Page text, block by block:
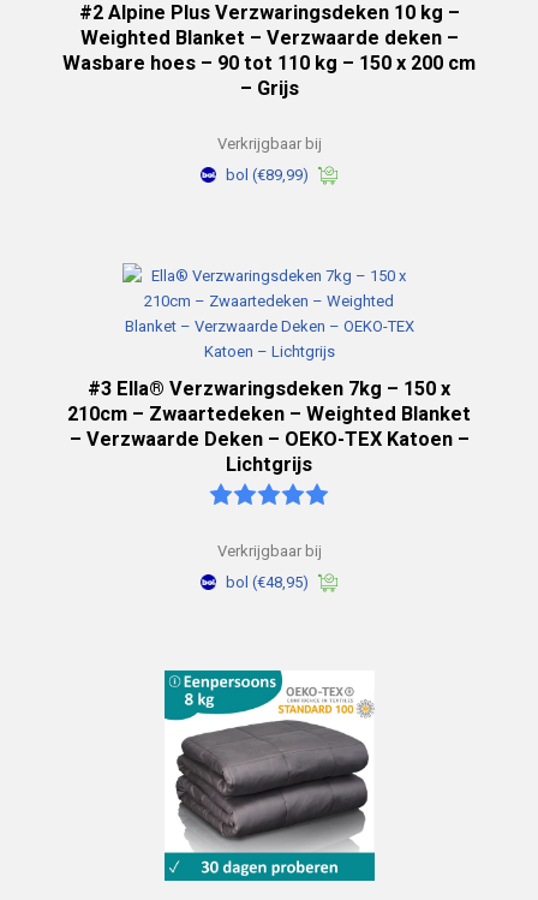
#2 Alpine Plus Verzwaringsdeken 10 kg –
Weighted Blanket – Verzwaarde deken –
Wasbare hoes – 90 tot 110 kg – 150 x 200 cm
– Grijs
Verkrijgbaar bij
bol (€89,99)
#3 Ella® Verzwaringsdeken 7kg – 150 x
210cm – Zwaartedeken – Weighted Blanket
– Verzwaarde Deken – OEKO-TEX Katoen –
Lichtgrijs
Verkrijgbaar bij
bol (€48,95)